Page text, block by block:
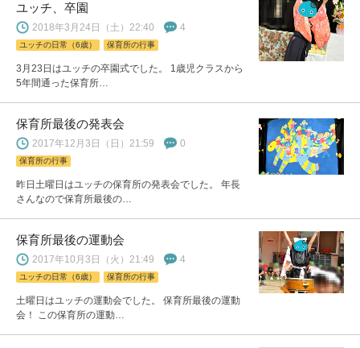
ユッチ、卒園
2018年3月24日（土）22:40 4
ユッチの日常（6歳） 保育所の行事
3月23日はユッチの卒園式でした。 1歳児クラスから
5年間通った保育所…
保育所最後の発表会
2017年12月3日（日）21:59 0
保育所の行事
昨日土曜日はユッチの保育所の発表会でした。 年長
さんなので保育所最後の…
保育所最後の運動会
2017年10月3日（火）21:49 4
ユッチの日常（6歳） 保育所の行事
土曜日はユッチの運動会でした。 保育所最後の運動
会！ この保育所の運動…